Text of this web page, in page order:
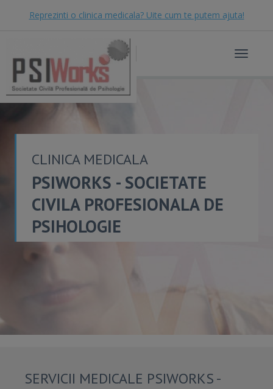
Reprezinti o clinica medicala? Uite cum te putem ajuta!
Toggle
CLINICA MEDICALA
PSIWORKS - SOCIETATE
CIVILA PROFESIONALA DE
PSIHOLOGIE
SERVICII MEDICALE PSIWORKS -